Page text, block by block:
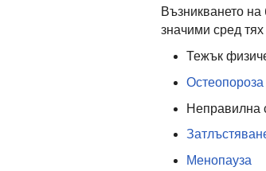
Възникването на
значими сред тях
Тежък
Остеопороза
Неправилна
Менопауза